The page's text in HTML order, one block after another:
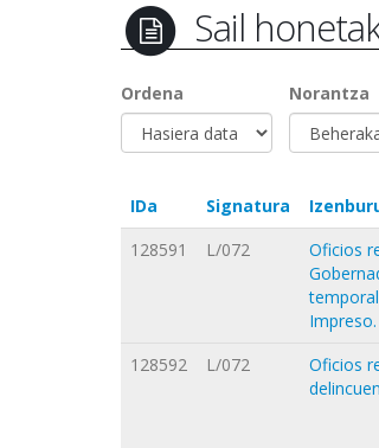
Sail
Ordena Norantza
IDa Signatura
128591
L/072
Oficios
Impreso.
128592 L/072
Oficios